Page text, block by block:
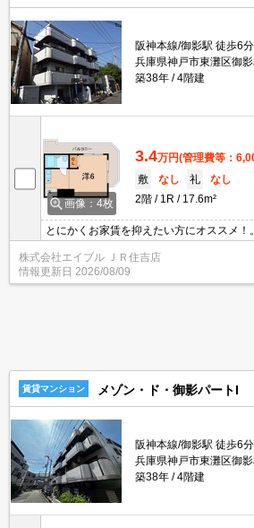
阪神本線/御影駅 徒歩6分
兵庫県神戸市東灘区御
築38年
4階建
画像：4枚
3.4万円(管理費等：
敷
なし 礼
なし
2階
1R 17.6m²
とにかくお家賃を抑えたい方にオススメ！
利。仲介手数料家賃の0.55ヵ月分。ぜひお
株式会社エイブル ＪＲ住吉店
情報更新日 2026/08/09
賃貸マンション メゾン・ド・御影パートI
阪神本線/御影駅 徒歩6分
兵庫県神戸市東灘区御
築38年
4階建